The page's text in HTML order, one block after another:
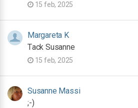
15 feb, 2025
Margareta K
Tack Susanne
15 feb, 2025
Susanne Massi
;-)